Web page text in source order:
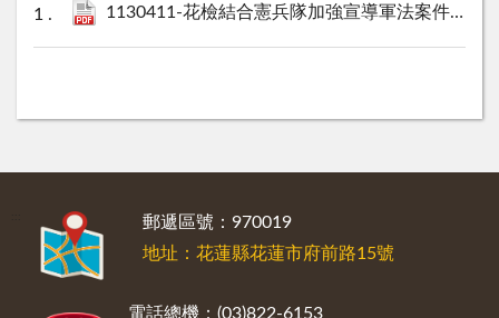
1130411-花檢結合憲兵隊加強宣導軍法案件處理作業程序新聞稿.pdf
郵遞區號：970019
地址：花蓮縣花蓮市府前路15號
電話總機：(03)822-6153